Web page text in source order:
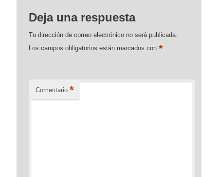
Deja una respuesta
Tu dirección de correo electrónico no será publicada.
Los campos obligatorios están marcados con*
Comentario *